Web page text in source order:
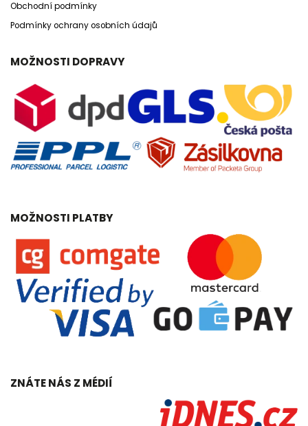
Obchodní podmínky
Podmínky ochrany osobních údajů
MOŽNOSTI DOPRAVY
MOŽNOSTI PLATBY
ZNÁTE NÁS Z MÉDIÍ